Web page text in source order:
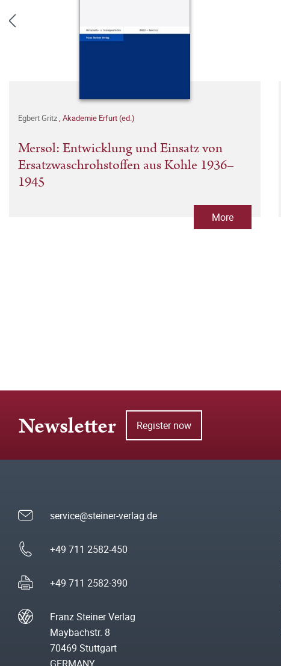
Egbert Gritz, Akademie Erfurt (ed.)
Mersol: Entwicklung und Einsatz von
Ersatzwaschrohstoffen aus Kohle 1936–
1945
More
Newsletter Register now
service@steiner-verlag.de
+49 711 2582-450
+49 711 2582-390
Franz Steiner Verlag
Maybachstr. 8
70469 Stuttgart